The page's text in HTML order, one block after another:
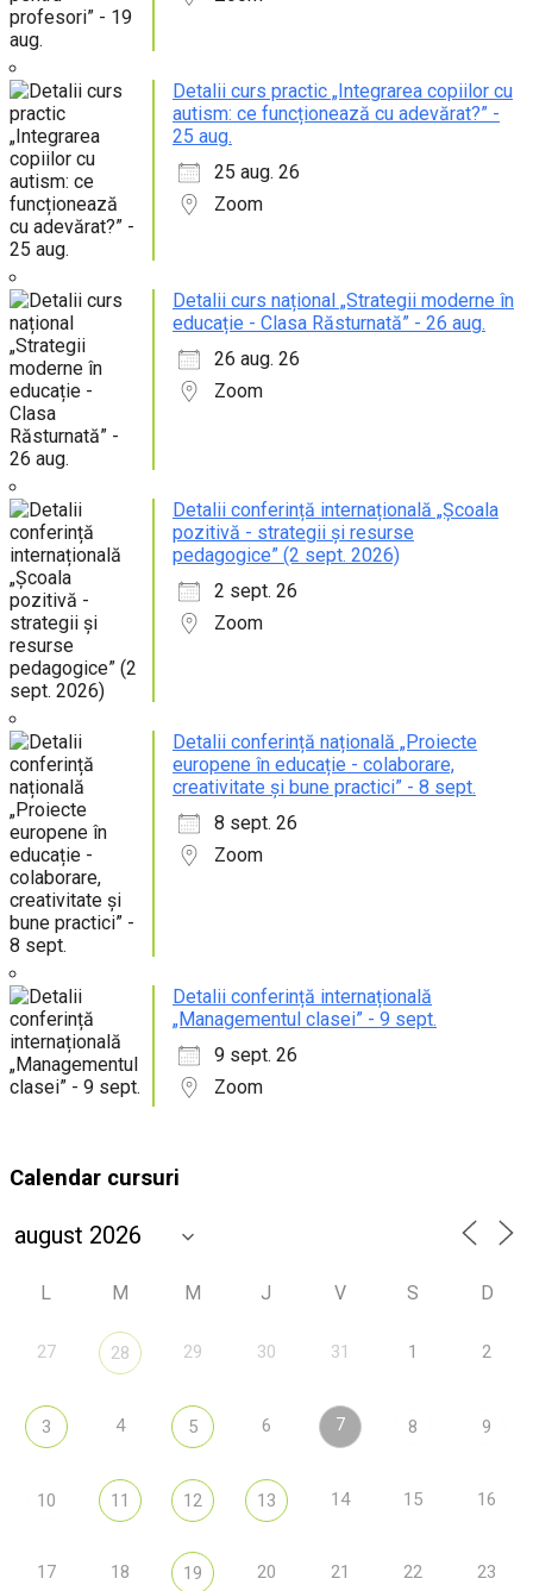
Detalii curs practic „Integrarea copiilor cu
autism: ce funcționează cu adevărat?” -
25 aug.
25 aug. 26
Zoom
Detalii curs național „Strategii moderne în
educație - Clasa Răsturnată” - 26 aug.
26 aug. 26
Zoom
Detalii conferință internațională „Școala
pozitivă - strategii și resurse
pedagogice” (2 sept. 2026)
2 sept. 26
Zoom
Detalii conferință națională „Proiecte
europene în educație - colaborare,
creativitate și bune practici” - 8 sept.
8 sept. 26
Zoom
Detalii conferință internațională
„Managementul clasei” - 9 sept.
9 sept. 26
Zoom
Calendar cursuri
L M M J V S D
27 28 29 30 31 1 2
3 4 5 6 7 8 9
10 11 12 13 14 15 16
17 18 19 20 21 22 23